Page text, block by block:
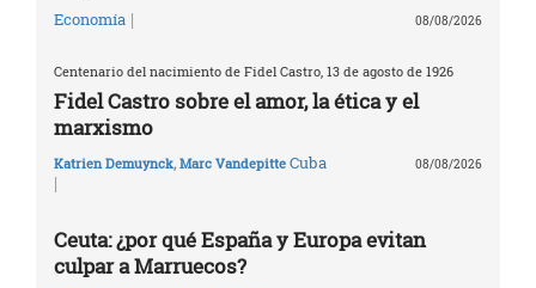
Economía | 08/08/2026
Centenario del nacimiento de Fidel Castro, 13 de agosto de 1926
Fidel Castro sobre el amor, la ética y el
marxismo
Katrien Demuynck, Marc Vandepitte Cuba
|
08/08/2026
Ceuta: ¿por qué España y Europa evitan
culpar a Marruecos?